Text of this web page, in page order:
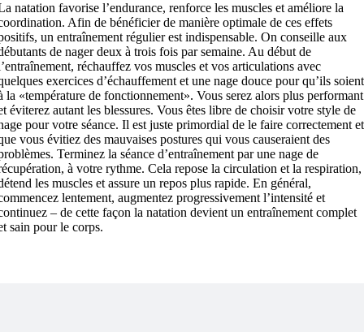
natation favorise l’endurance, renforce les muscles et améliore la
Afin de bénéficier de manière optimale de ces effets
un entraînement régulier est indispensable. On conseille aux
de nager deux à trois fois par semaine. Au début de
réchauffez vos muscles et vos articulations avec
exercices d’échauffement et une nage douce pour qu’ils soient
la «température de fonctionnement». Vous serez alors plus performant
éviterez autant les blessures. Vous êtes libre de choisir votre style de
pour votre séance. Il est juste primordial de le faire correctement et
vous évitiez des mauvaises postures qui vous causeraient des
Terminez la séance d’entraînement par une nage de
à votre rythme. Cela repose la circulation et la respiration,
les muscles et assure un repos plus rapide. En général,
lentement, augmentez progressivement l’intensité et
– de cette façon la natation devient un entraînement complet
sain pour le corps.